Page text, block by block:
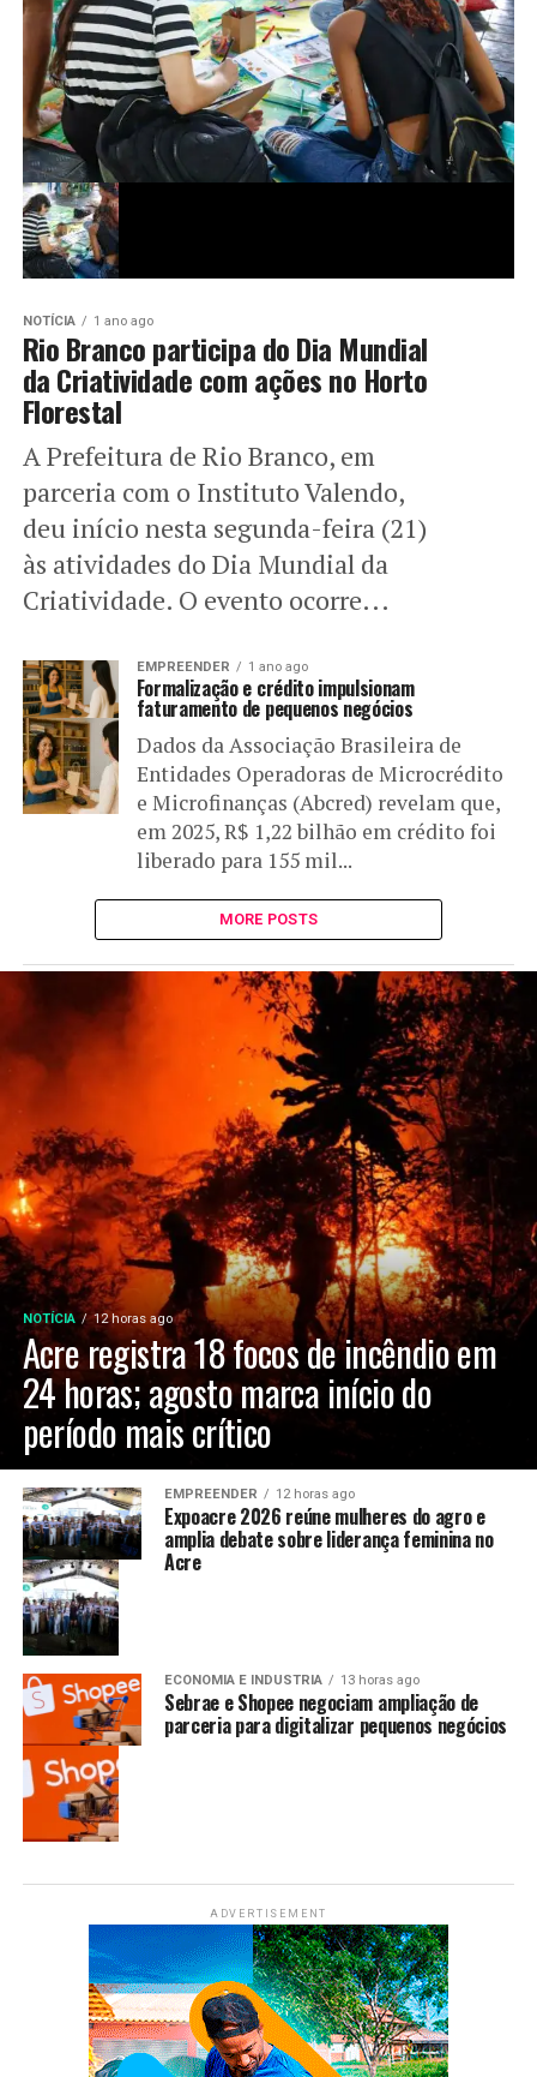
NOTÍCIA 1 ano ago
Rio Branco participa do Dia Mundial
da Criatividade com ações no Horto
Florestal
A Prefeitura de Rio Branco, em
parceria com o Instituto Valendo,
deu início nesta segunda-feira (21)
às atividades do Dia Mundial da
Criatividade. O evento ocorre...
EMPREENDER 1 ano ago
Formalização e crédito impulsionam
faturamento de pequenos negócios
Dados da Associação Brasileira de
Entidades Operadoras de Microcrédito
e Microfinanças (Abcred) revelam que,
em 2025, R$ 1,22 bilhão em crédito foi
liberado para 155 mil...
MORE POSTS
NOTÍCIA 12 horas ago
Acre registra 18 focos de incêndio em
24 horas; agosto marca início do
período mais crítico
EMPREENDER 12 horas ago
Expoacre 2026 reúne mulheres do agro e
amplia debate sobre liderança feminina no
Acre
ECONOMIA E INDUSTRIA 13 horas ago
Sebrae e Shopee negociam ampliação de
parceria para digitalizar pequenos negócios
ADVERTISEMENT